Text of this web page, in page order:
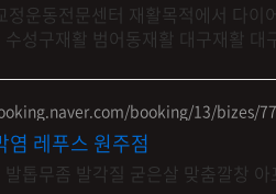
적에서 다이어트까지 족저근막염 족저근막염 재활운동
성구재활 범어동재활 대구재활 대
booking/13/bizes/
염 레푸스 원주점
발톱무좀 발각질 굳은살 맞춤깔창